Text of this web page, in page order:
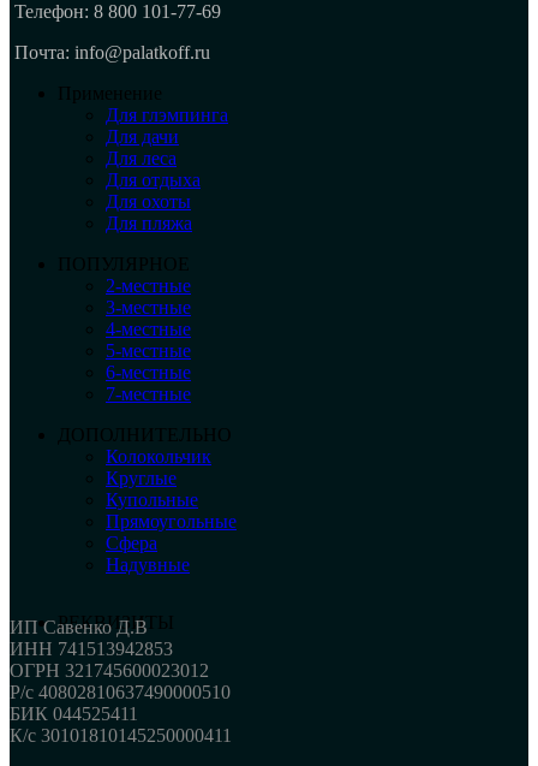
Телефон: 8 800 101-77-69
Почта: info@palatkoff.ru
Применение
Для глэмпинга
Для дачи
Для леса
Для отдыха
Для охоты
Для пляжа
ПОПУЛЯРНОЕ
2-местные
3-местные
4-местные
5-местные
6-местные
7-местные
ДОПОЛНИТЕЛЬНО
Колокольчик
Круглые
Купольные
Прямоугольные
Сфера
Надувные
РЕКВИЗИТЫ
ИП Савенко Д.В
ИНН 741513942853
ОГРН 321745600023012
Р/с 40802810637490000510
БИК 044525411
К/с 30101810145250000411